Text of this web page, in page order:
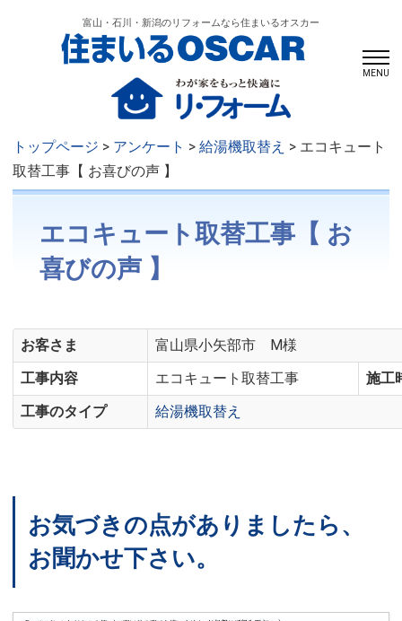
富山・石川・新潟のリフォームなら住まいるオスカー
MENU
トップページ > アンケート > 給湯機取替え > エコキュート
取替工事【 お喜びの声 】
エコキュート取替工事【 お
喜びの声 】
お客さま
富山県小矢部市 M様
工事内容
エコキュート取替工事
施工
工事のタイプ
給湯機取替え
お気づきの点がありましたら、
お聞かせ下さい。